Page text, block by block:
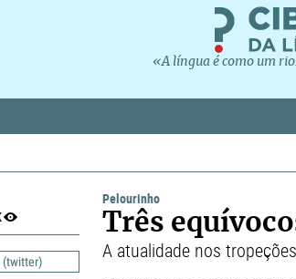
«A língua é como um
(twitter)
Pelourinho
Três
A atualidade nos